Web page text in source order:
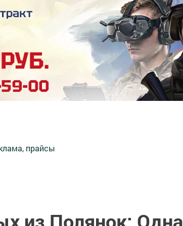
прайсы
из Полянок: Одна